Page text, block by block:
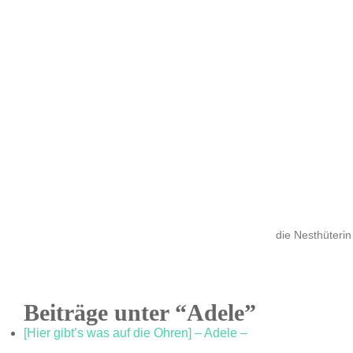
die Nesthüterin
Beiträge unter “Adele”
[Hier gibt’s was auf die Ohren] – Adele –